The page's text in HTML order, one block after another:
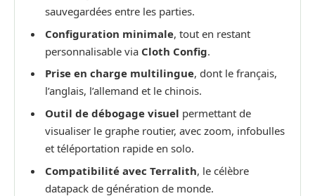
sauvegardées entre les parties.
Configuration minimale, tout en restant
personnalisable via Cloth Config.
Prise en charge multilingue, dont le français,
l’anglais, l’allemand et le chinois.
Outil de débogage visuel permettant de
visualiser le graphe routier, avec zoom, infobulles
et téléportation rapide en solo.
Compatibilité avec Terralith, le célèbre
datapack de génération de monde.